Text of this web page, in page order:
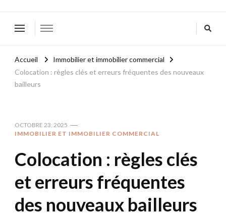
Accueil
Immobilier et immobilier commercial
Colocation : règles clés et erreurs fréquentes des nouveaux
bailleurs
OCTOBRE 23, 2025
IMMOBILIER ET IMMOBILIER COMMERCIAL
Colocation : règles clés
et erreurs fréquentes
des nouveaux bailleurs